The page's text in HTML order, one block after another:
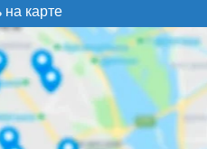
на карте